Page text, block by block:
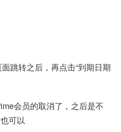
跳转之后，再点击“到期日期
会员的取消了，之后是不
可以